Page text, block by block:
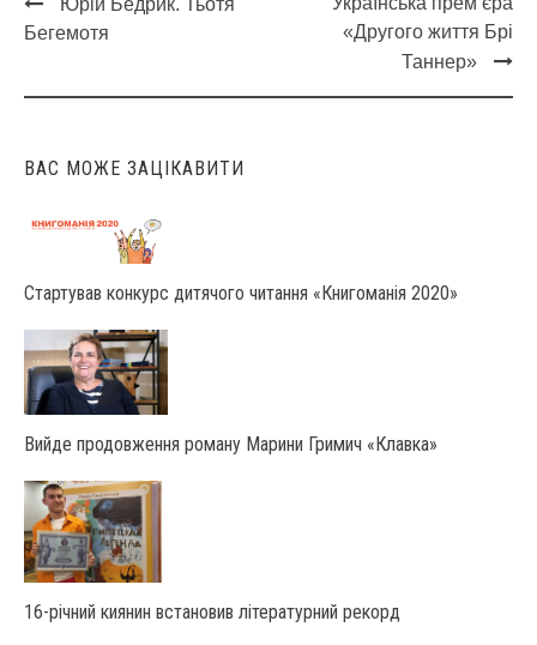
Post
Юрій Бедрик. Тьотя
Бегемотя
«Другого життя Брі
Таннер»
ВАС МОЖЕ ЗАЦІКАВИТИ
Стартував конкурс дитячого читання «Книгоманія 2020»
Вийде продовження роману Марини Гримич «Клавка»
16-річний киянин встановив літературний рекорд